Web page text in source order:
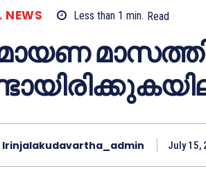
NEWS Less than 1 min. Read
Irinjalakudavartha_admin July 15,